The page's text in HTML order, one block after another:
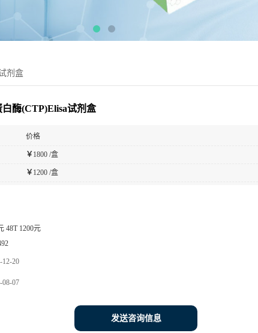
剂盒
酶(CTP)Elisa试剂盒
价格
￥ 1800 /盒
￥ 1200 /盒
48T 1200元
12-20
08-07
发送咨询信息